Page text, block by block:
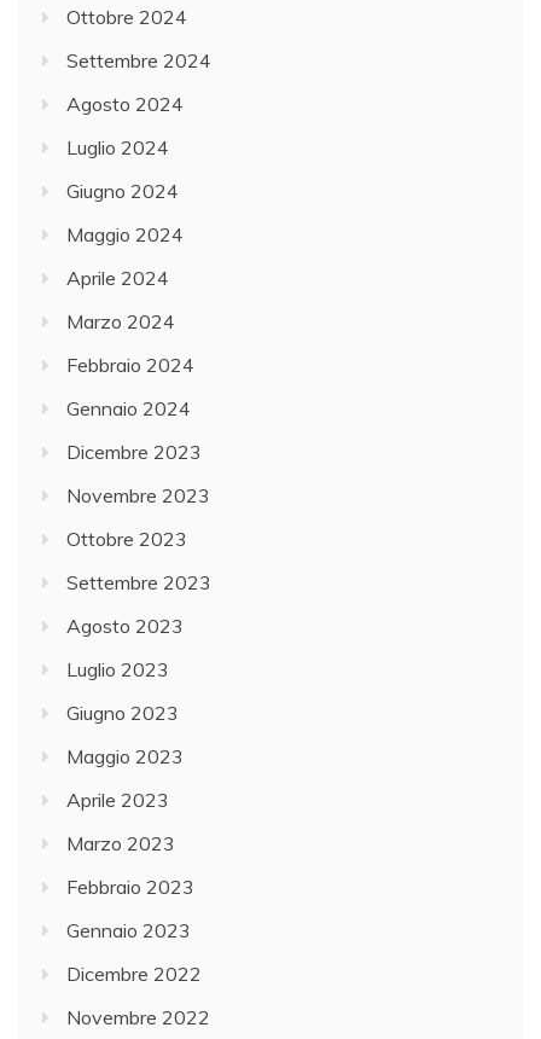
Ottobre 2024
Settembre 2024
Agosto 2024
Luglio 2024
Giugno 2024
Maggio 2024
Aprile 2024
Marzo 2024
Febbraio 2024
Gennaio 2024
Dicembre 2023
Novembre 2023
Ottobre 2023
Settembre 2023
Agosto 2023
Luglio 2023
Giugno 2023
Maggio 2023
Aprile 2023
Marzo 2023
Febbraio 2023
Gennaio 2023
Dicembre 2022
Novembre 2022